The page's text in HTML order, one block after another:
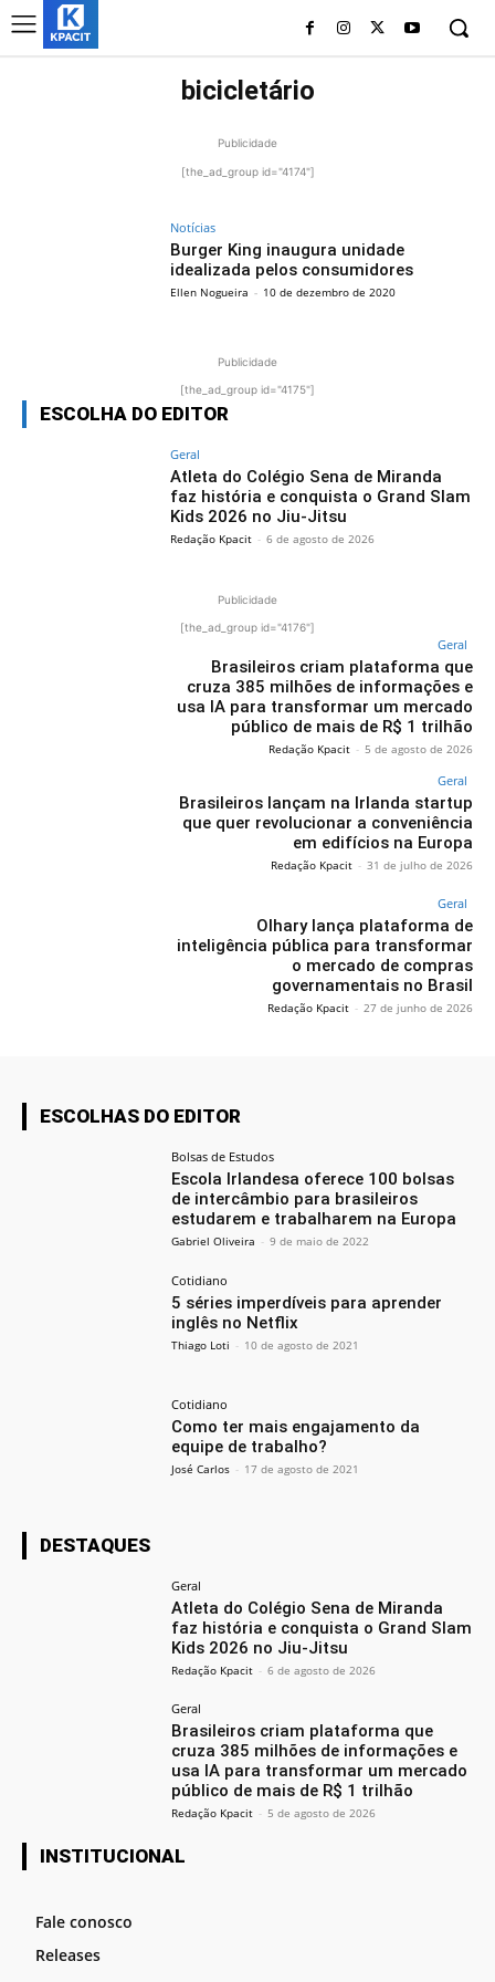
bicicletário
Publicidade
[the_ad_group id="4174"]
Notícias
Burger King inaugura unidade
idealizada pelos consumidores
Ellen Nogueira - 10 de dezembro de 2020
Publicidade
[the_ad_group id="4175"]
ESCOLHA DO EDITOR
Geral
Atleta do Colégio Sena de Miranda
faz história e conquista o Grand Slam
Kids 2026 no Jiu-Jitsu
Redação Kpacit - 6 de agosto de 2026
Publicidade
[the_ad_group id="4176"]
Geral
Brasileiros criam plataforma que
cruza 385 milhões de informações e
usa IA para transformar um mercado
público de mais de R$ 1 trilhão
Redação Kpacit - 5 de agosto de 2026
Geral
Brasileiros lançam na Irlanda startup
que quer revolucionar a conveniência
em edifícios na Europa
Redação Kpacit - 31 de julho de 2026
Geral
Olhary lança plataforma de
inteligência pública para transformar
o mercado de compras
governamentais no Brasil
Redação Kpacit - 27 de junho de 2026
ESCOLHAS DO EDITOR
Bolsas de Estudos
Escola Irlandesa oferece 100 bolsas
de intercâmbio para brasileiros
estudarem e trabalharem na Europa
Gabriel Oliveira - 9 de maio de 2022
Cotidiano
5 séries imperdíveis para aprender
inglês no Netflix
Thiago Loti - 10 de agosto de 2021
Cotidiano
Como ter mais engajamento da
equipe de trabalho?
José Carlos - 17 de agosto de 2021
DESTAQUES
Geral
Atleta do Colégio Sena de Miranda
faz história e conquista o Grand Slam
Kids 2026 no Jiu-Jitsu
Redação Kpacit - 6 de agosto de 2026
Geral
Brasileiros criam plataforma que
cruza 385 milhões de informações e
usa IA para transformar um mercado
público de mais de R$ 1 trilhão
Redação Kpacit - 5 de agosto de 2026
INSTITUCIONAL
Fale conosco
Releases